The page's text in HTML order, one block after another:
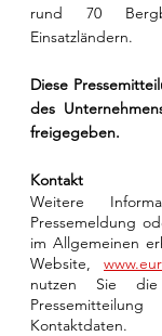
rund 70
Einsatzländern.
Diese
des
freigegeben.
Kontakt
Weitere
Pressemeldung
im Allgemeinen
Website,
nutzen Sie
Kontaktdaten.